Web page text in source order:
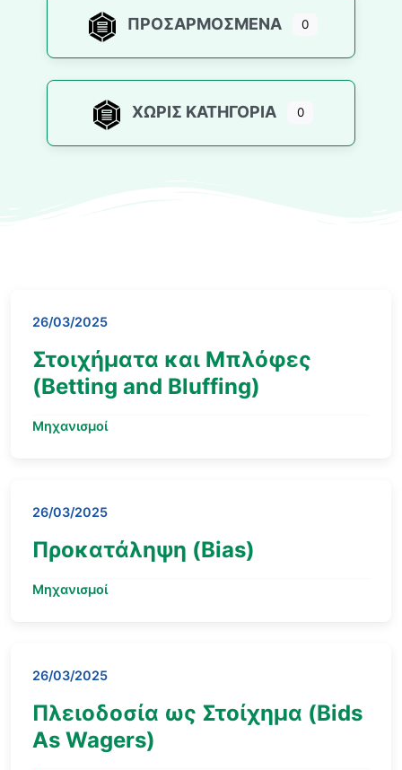
ΠΡΟΣΑΡΜΟΣΜΈΝΑ 0
ΧΩΡΊΣ ΚΑΤΗΓΟΡΊΑ 0
26/03/2025
Στοιχήματα και Μπλόφες
(Betting and Bluffing)
Μηχανισμοί
26/03/2025
Προκατάληψη (Bias)
Μηχανισμοί
26/03/2025
Πλειοδοσία ως Στοίχημα (Bids
As Wagers)